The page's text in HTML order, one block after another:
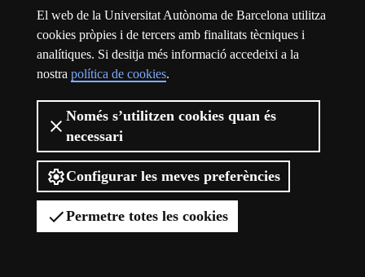
El web de la Universitat Autònoma de Barcelona utilitza
cookies pròpies i de tercers amb finalitats tècniques i
analítiques. Si desitja més informació accedeixi a la
nostra política de cookies.
Només s’utilitzen cookies quan és
necessari
Configurar les meves preferències
Permetre totes les cookies
Viure el campus